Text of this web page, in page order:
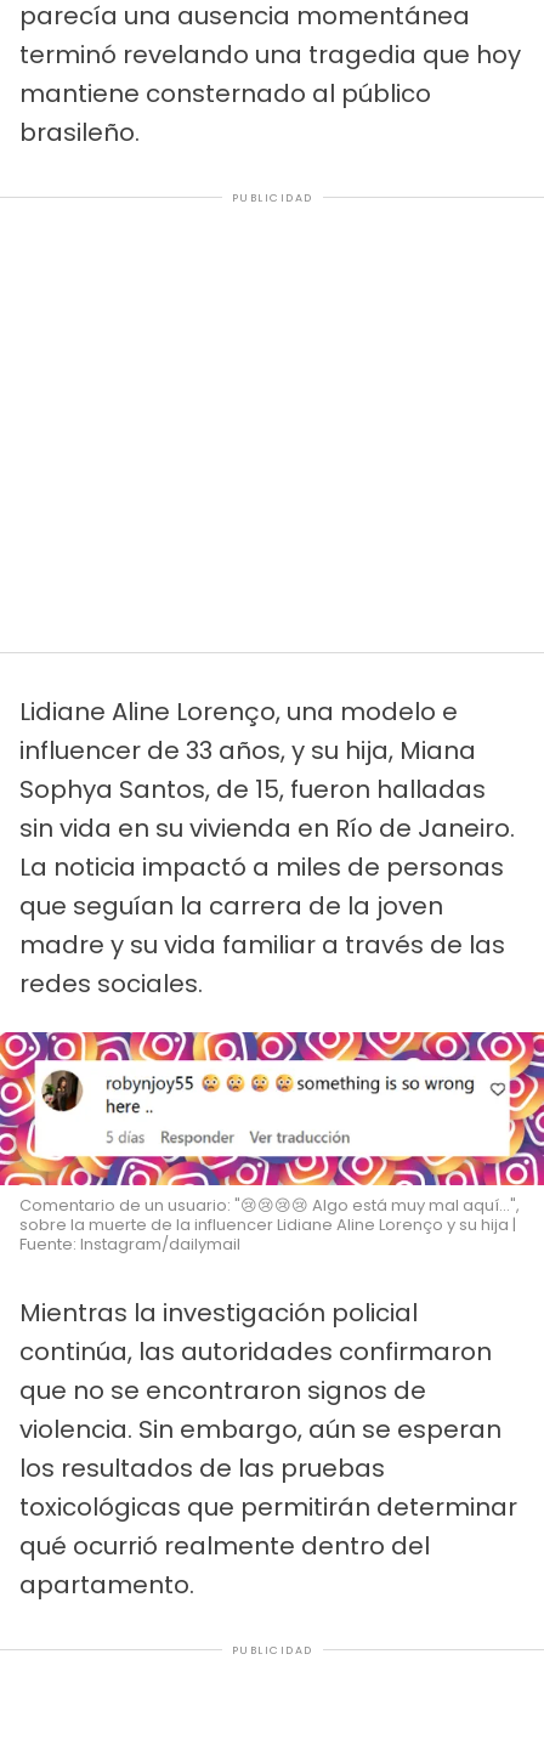
parecía una ausencia momentánea
terminó revelando una tragedia que hoy
mantiene consternado al público
brasileño.
PUBLICIDAD
Lidiane Aline Lorenço, una modelo e
influencer de 33 años, y su hija, Miana
Sophya Santos, de 15, fueron halladas
sin vida en su vivienda en Río de Janeiro.
La noticia impactó a miles de personas
que seguían la carrera de la joven
madre y su vida familiar a través de las
redes sociales.
Comentario de un usuario: "😢😢😢😢 Algo está muy mal aquí...",
sobre la muerte de la influencer Lidiane Aline Lorenço y su hija |
Fuente: Instagram/dailymail
Mientras la investigación policial
continúa, las autoridades confirmaron
que no se encontraron signos de
violencia. Sin embargo, aún se esperan
los resultados de las pruebas
toxicológicas que permitirán determinar
qué ocurrió realmente dentro del
apartamento.
PUBLICIDAD